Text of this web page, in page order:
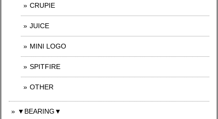
CRUPIE
JUICE
MINI LOGO
SPITFIRE
OTHER
▼BEARING▼